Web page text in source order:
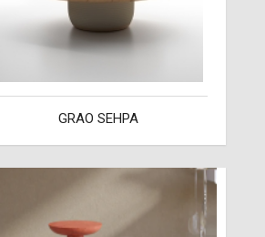
GRAO SEHPA